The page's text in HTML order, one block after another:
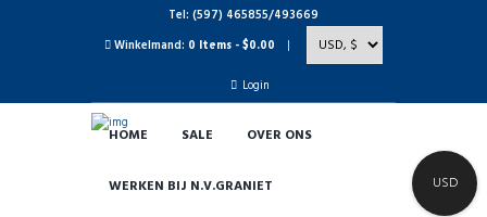
Tel: (597) 465855/493669
Winkelmand: 0 Items-$0.00
Login
HOME SALE OVER ONS
WERKEN BIJ N.V.GRANIET USD